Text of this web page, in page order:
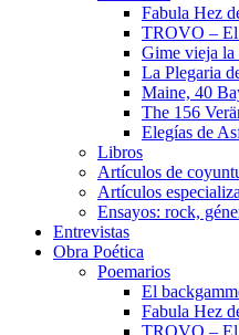
Fabula Hez
TROVO – El
Gime vieja la
La Plegaria
Maine, 40
The 156
Elegías de
Libros
Artículos de
Artículos
Ensayos: rock,
Entrevistas
Obra Poética
Poemarios
El
Fabula Hez
TROVO – El